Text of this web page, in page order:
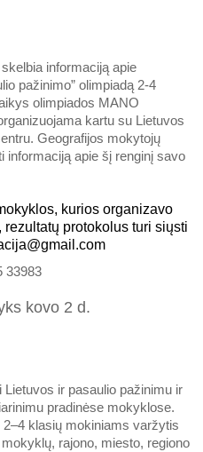
informaciją apie
pažinimo” olimpiadą 2-4
olimpiados MANO
kartu su Lietuvos
Geografijos mokytojų
informaciją apie šį renginį savo
kurios organizavo
protokolus turi siųsti
33983
kovo 2 d.
ir pasaulio pažinimu ir
pradinėse mokyklose.
klasių mokiniams varžytis
rajono, miesto, regiono